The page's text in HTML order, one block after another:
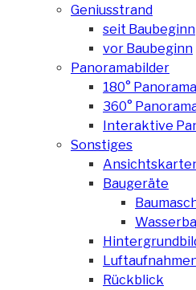
Geniusstrand
seit Baubeginn
vor Baubeginn
Panoramabilder
180° Panorama
360°
Interaktive
Sonstiges
Baugeräte
Rückblick